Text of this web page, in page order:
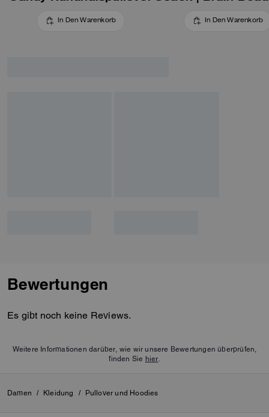
In Den Warenkorb In Den Warenkorb
Bewertungen
Es gibt noch keine Reviews.
Weitere Informationen darüber, wie wir unsere Bewertungen überprüfen,
finden Sie hier
Damen / Kleidung / Pullover und Hoodies